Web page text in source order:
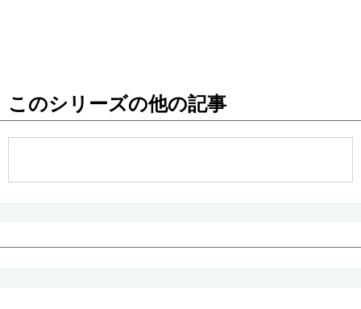
このシリーズの他の記事